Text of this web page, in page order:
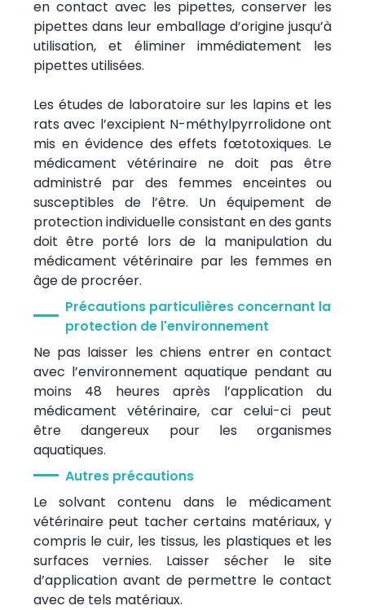
en contact avec les pipettes, conserver les
pipettes dans leur emballage d’origine jusqu’à
utilisation, et éliminer immédiatement les
pipettes utilisées.
Les études de laboratoire sur les lapins et les
rats avec l’excipient N-méthylpyrrolidone ont
mis en évidence des effets fœtotoxiques. Le
médicament vétérinaire ne doit pas être
administré par des femmes enceintes ou
susceptibles de l’être. Un équipement de
protection individuelle consistant en des gants
doit être porté lors de la manipulation du
médicament vétérinaire par les femmes en
âge de procréer.
Précautions particulières concernant la
protection de l'environnement
Ne pas laisser les chiens entrer en contact
avec l’environnement aquatique pendant au
moins 48 heures après l’application du
médicament vétérinaire, car celui-ci peut
être dangereux pour les organismes
aquatiques.
Autres précautions
Le solvant contenu dans le médicament
vétérinaire peut tacher certains matériaux, y
compris le cuir, les tissus, les plastiques et les
surfaces vernies. Laisser sécher le site
d’application avant de permettre le contact
avec de tels matériaux.